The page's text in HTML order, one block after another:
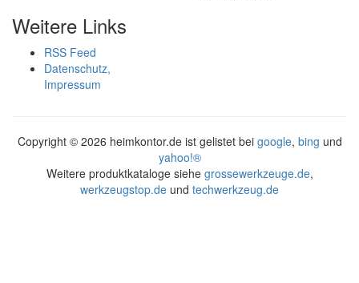
Weitere Links
RSS Feed
Datenschutz,
Impressum
Copyright © 2026 heimkontor.de ist gelistet bei google, bing und
yahoo!®
Weitere produktkataloge siehe grossewerkzeuge.de,
werkzeugstop.de und techwerkzeug.de